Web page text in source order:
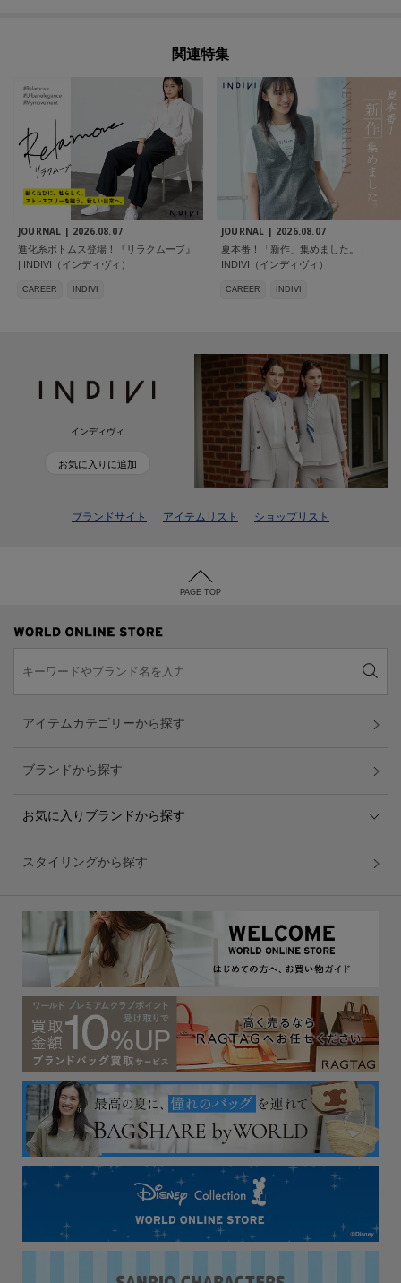
関連特集
JOURNAL | 2026.08.07
進化系ボトムス登場！『リラクムーブ』
| INDIVI（インディヴィ）
CAREER INDIVI
JOURNAL | 2026.08.07
夏本番！「新作」集めました。 |
INDIVI（インディヴィ）
CAREER INDIVI
インディヴィ
お気に入りに追加
ブランドサイト アイテムリスト ショップリスト
PAGE TOP
アイテムカテゴリーから探す
ブランドから探す
お気に入りブランドから探す
スタイリングから探す